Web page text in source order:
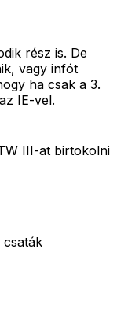
rész is. De
vagy infót
ha csak a 3.
IE-vel.
III-at birtokolni
csaták